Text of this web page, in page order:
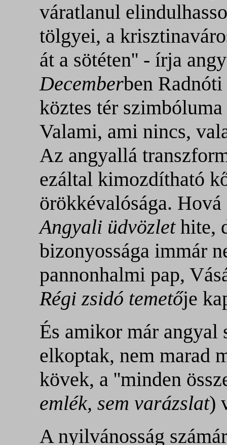
váratlanul
tölgyei, a
át a sötéten'' - írja
Decemberben
köztes tér
Valami, ami nincs,
Az angyallá
ezáltal kimozdítható
örökkévalósága.
Angyali üdvözlethite,
bizonyossága immár
pannonhalmi pap,
Régi zsidó temetője
És amikor már
elkoptak, nem marad
kövek, a ''minden
emlék, sem varázslat)
A nyilvánosság